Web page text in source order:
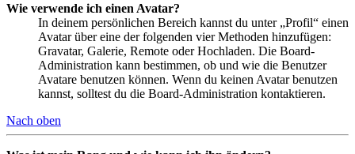
Wie verwende ich einen Avatar?
In deinem persönlichen Bereich kannst du unter „Profil“ einen
Avatar über eine der folgenden vier Methoden hinzufügen:
Gravatar, Galerie, Remote oder Hochladen. Die Board-
Administration kann bestimmen, ob und wie die Benutzer
Avatare benutzen können. Wenn du keinen Avatar benutzen
kannst, solltest du die Board-Administration kontaktieren.
Nach oben